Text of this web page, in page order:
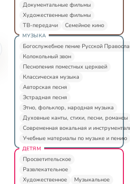
Документальные фильмы
Художественные фильмы
ТВ-передачи
Семейное кино
МУЗЫКА
Богослужебное пение Русской
Колокольный звон
Песнопения поместных церквей
Классическая музыка
Авторская песня
Эстрадная песня
Этно, фольклор, народная музыка
Духовные канты, стихи, песни, романсы
Современная вокальная и
Учебные материалы по музыке и пению
ДЕТЯМ
Просветительское
Развлекательное
Художественное
Музыкальное